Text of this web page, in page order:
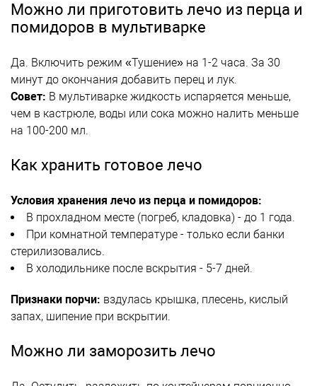
Можно ли приготовить лечо из перца и
помидоров в мультиварке
Да. Включить режим «Тушение» на 1-2 часа. За 30
минут до окончания добавить перец и лук.
Совет: В мультиварке жидкость испаряется меньше,
чем в кастрюле, воды или сока можно налить меньше
на 100-200 мл.
Как хранить готовое лечо
Условия хранения лечо из перца и помидоров:
В прохладном месте (погреб, кладовка) - до 1 года.
При комнатной температуре - только если банки
стерилизовались.
В холодильнике после вскрытия - 5-7 дней.
Признаки порчи: вздулась крышка, плесень, кислый
запах, шипение при вскрытии.
Можно ли заморозить лечо